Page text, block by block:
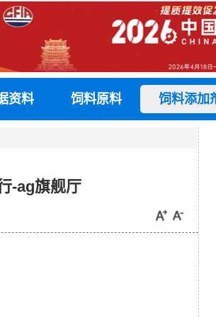
资料 饲料原料 饲料添加
-ag旗舰厅